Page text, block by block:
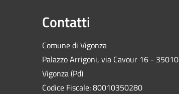
Contatti
Comune di Vigonza
Palazzo Arrigoni, via Cavour 16 - 35010
Vigonza (Pd)
Codice Fiscale: 80010350280